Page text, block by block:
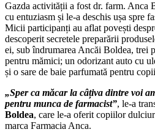
Gazda activității a fost dr. farm. Anca
cu entuziasm și le-a deschis ușa spre
Micii participanți au aflat povești
descoperit secretele preparării
ei, sub îndrumarea Ancăi Boldea, trei
pentru mămici; un odorizant auto cu
și o sare de baie parfumată pentru
„Sper ca măcar la câțiva dintre voi
pentru munca de farmacist”, le-a
Boldea, care le-a oferit copiilor
marca Farmacia Anca.